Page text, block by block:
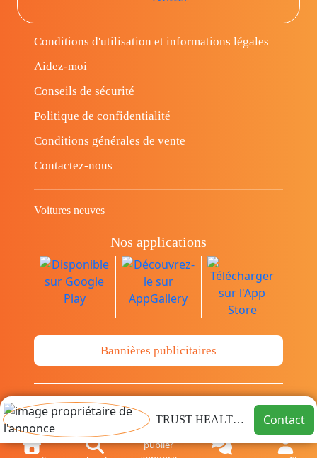
TRUST HEALTHCARE Contact
Conditions d'utilisation et informations légales
Aidez-moi
Conseils de sécurité
Politique de confidentialité
Conditions générales de vente
Contactez-nous
Voitures neuves
Nos applications
Bannières publicitaires
© Copyright 2014-2026 Cava.tn Limited Tous
les droits sont réservés.